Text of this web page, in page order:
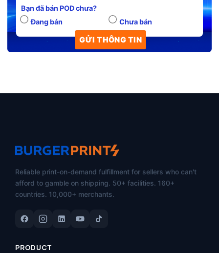
Bạn đã bán POD chưa?
Đang bán
Chưa bán
Reliable print-on-demand fulfillment for sellers who can't
afford to gamble on shipping. 50+ facilities. 160+
countries. 10,000+ merchants.
PRODUCT